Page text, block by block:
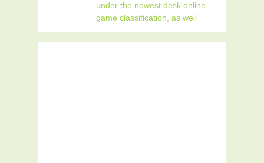
under the newest desk online
game classification, as well